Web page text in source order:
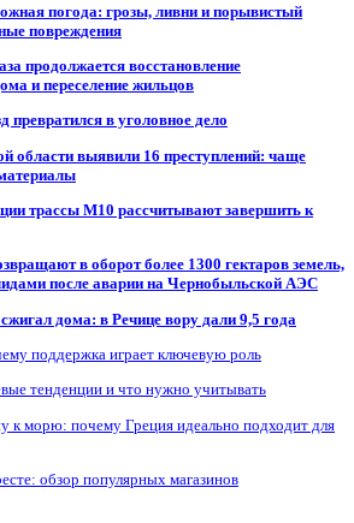
погода: грозы, ливни и порывистый
повреждения
продолжается восстановление
и переселение жильцов
превратился в уголовное дело
области выявили 16 преступлений: чаще
трассы М10 рассчитывают завершить к
в оборот более 1300 гектаров земель,
после аварии на Чернобыльской АЭС
дома: в Речице вору дали 9,5 года
поддержка играет ключевую роль
тенденции и что нужно учитывать
к морю: почему Греция идеально подходит для
обзор популярных магазинов